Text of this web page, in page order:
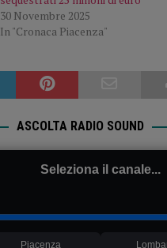
30 Novembre 2025
In "Cronaca Piacenza"
ASCOLTA RADIO SOUND
Seleziona il canale...
Piacenza